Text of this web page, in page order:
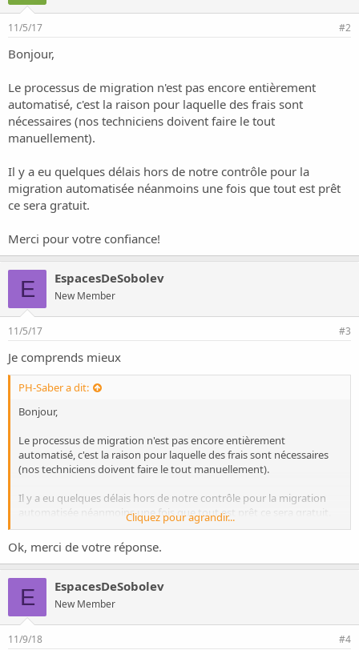
11/5/17 #2
Bonjour,
Le processus de migration n'est pas encore entièrement
automatisé, c'est la raison pour laquelle des frais sont
nécessaires (nos techniciens doivent faire le tout
manuellement).
Il y a eu quelques délais hors de notre contrôle pour la
migration automatisée néanmoins une fois que tout est prêt
ce sera gratuit.
Merci pour votre confiance!
E EspacesDeSobolev
New Member
11/5/17 #3
Je comprends mieux
PH-Saber a dit:
Bonjour,
Le processus de migration n'est pas encore entièrement
automatisé, c'est la raison pour laquelle des frais sont nécessaires
(nos techniciens doivent faire le tout manuellement).
Il y a eu quelques délais hors de notre contrôle pour la migration
automatisée néanmoins une fois que tout est prêt ce sera gratuit.
Merci pour votre confiance!
Cliquez pour agrandir...
Ok, merci de votre réponse.
E EspacesDeSobolev
New Member
11/9/18 #4